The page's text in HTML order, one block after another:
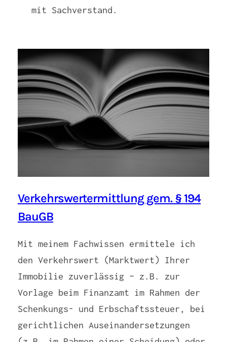
mit Sachverstand.
Verkehrswertermittlung gem. § 194
BauGB
Mit meinem Fachwissen ermittele ich
den Verkehrswert (Marktwert) Ihrer
Immobilie zuverlässig – z.B. zur
Vorlage beim Finanzamt im Rahmen der
Schenkungs- und Erbschaftssteuer, bei
gerichtlichen Auseinandersetzungen